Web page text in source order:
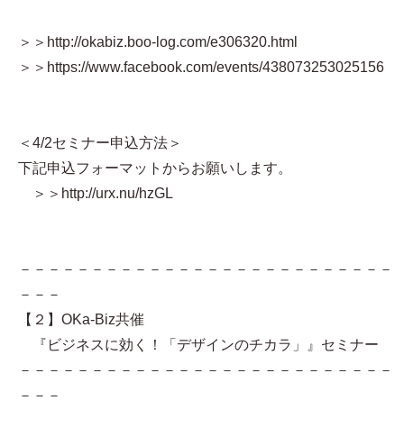
＞＞http://okabiz.boo-log.com/e306320.html
＞＞https://www.facebook.com/events/438073253025156
＜4/2セミナー申込方法＞
下記申込フォーマットからお願いします。
＞＞http://urx.nu/hzGL
－－－－－－－－－－－－－－－－－－－－－－－－－－
－－－
【２】OKa-Biz共催
『ビジネスに効く！「デザインのチカラ」』セミナー
－－－－－－－－－－－－－－－－－－－－－－－－－－
－－－